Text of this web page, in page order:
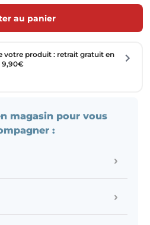
au panier
votre produit : retrait gratuit en
9,90€
magasin pour vous
:
›
›